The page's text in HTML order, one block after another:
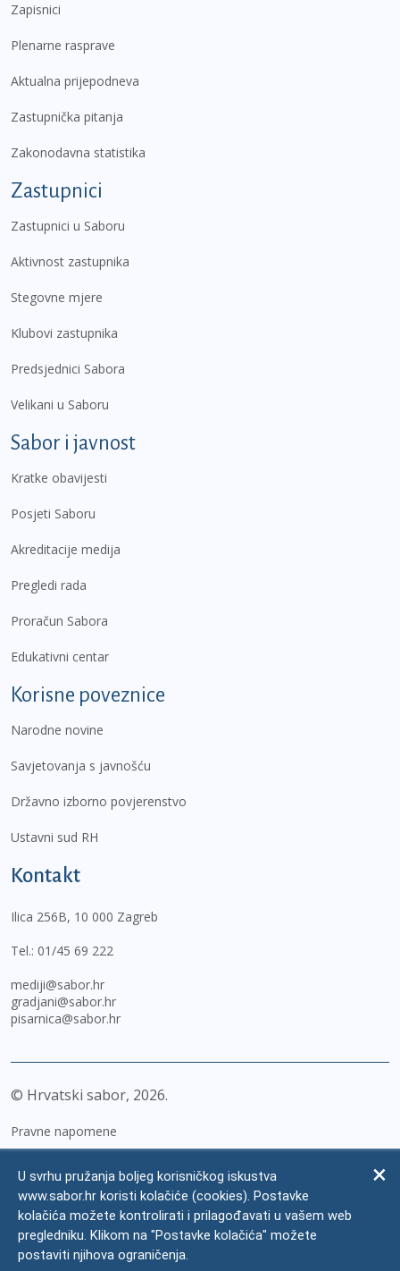
Zapisnici
Plenarne rasprave
Aktualna prijepodneva
Zastupnička pitanja
Zakonodavna statistika
Zastupnici
Zastupnici u Saboru
Aktivnost zastupnika
Stegovne mjere
Klubovi zastupnika
Predsjednici Sabora
Velikani u Saboru
Sabor i javnost
Kratke obavijesti
Posjeti Saboru
Akreditacije medija
Pregledi rada
Proračun Sabora
Edukativni centar
Korisne poveznice
Narodne novine
Savjetovanja s javnošću
Državno izborno povjerenstvo
Ustavni sud RH
Kontakt
Ilica 256B, 10 000 Zagreb
Tel.: 01/45 69 222
mediji@sabor.hr
gradjani@sabor.hr
pisarnica@sabor.hr
© Hrvatski sabor, 2026
Pravne napomene
Zaštita osobnih podataka
Impressum
Česta pitanja
U svrhu pružanja boljeg korisničkog iskustva
www.sabor.hr koristi kolačiće (cookies). Postavke
kolačića možete kontrolirati i prilagođavati u vašem web
pregledniku. Klikom na "Postavke kolačića" možete
postaviti njihova ograničenja.